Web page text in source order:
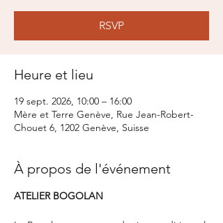
RSVP
Heure et lieu
19 sept. 2026, 10:00 – 16:00
Mère et Terre Genève, Rue Jean-Robert-
Chouet 6, 1202 Genève, Suisse
À propos de l'événement
ATELIER BOGOLAN